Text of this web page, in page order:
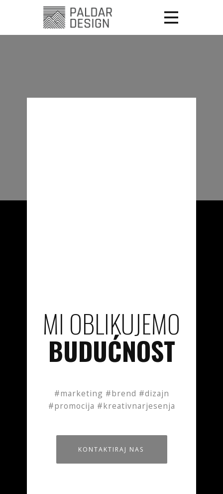
MI OBLIKUJEMO
BUDUĆNOST
#marketing #brend #dizajn
#promocija #kreativnarjesenja
KONTAKTIRAJ NAS